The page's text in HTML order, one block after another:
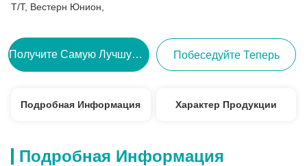
Т/Т, Вестерн Юнион,
Получите Самую Лучшую Цену Побеседуйте Теперь
Подробная Информация Характер Продукции
Подробная Информация